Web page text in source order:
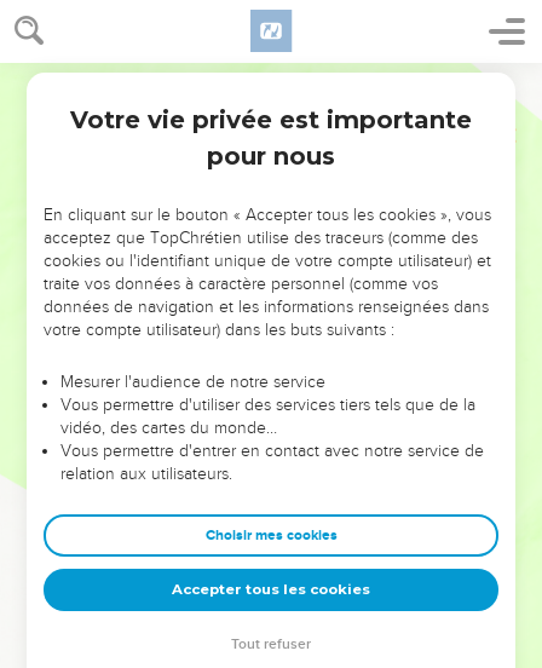
NE MANQUEZ PAS L’ÉVÉNEMENT
DE L’ANNÉE !
ET SI LEURS ERREURS POUVAIENT VOUS ÉVITER LES
VOTRES ?
leur foi ou leur vision. Mais on voit moins les doutes, les erreurs
et les saisons difficiles qu'ils ont traversés, alors même que ce
sont elles qui les ont façonnés.
Dans cette conférence, leaders, entrepreneurs, et responsables
clés pour avancer avec plus de sagesse afin que leurs erreurs
deviennent vos tremplins. Que vous guidiez un ministère, une
équipe, un groupe ou une famille, leur expérience est faite
pour vous.
Votre vie privée est importante
pour nous
En cliquant sur le bouton « Accepter tous les cookies », vous
acceptez que TopChrétien utilise des traceurs (comme des
cookies ou l'identifiant unique de votre compte utilisateur) et
traite vos données à caractère personnel (comme vos
données de navigation et les informations renseignées dans
votre compte utilisateur) dans les buts suivants :
Mesurer l'audience de notre service
Vous permettre d'utiliser des services tiers tels que de la
vidéo, des cartes du monde…
Vous permettre d'entrer en contact avec notre service de
relation aux utilisateurs.
Choisir mes cookies
Accepter tous les cookies
Tout refuser